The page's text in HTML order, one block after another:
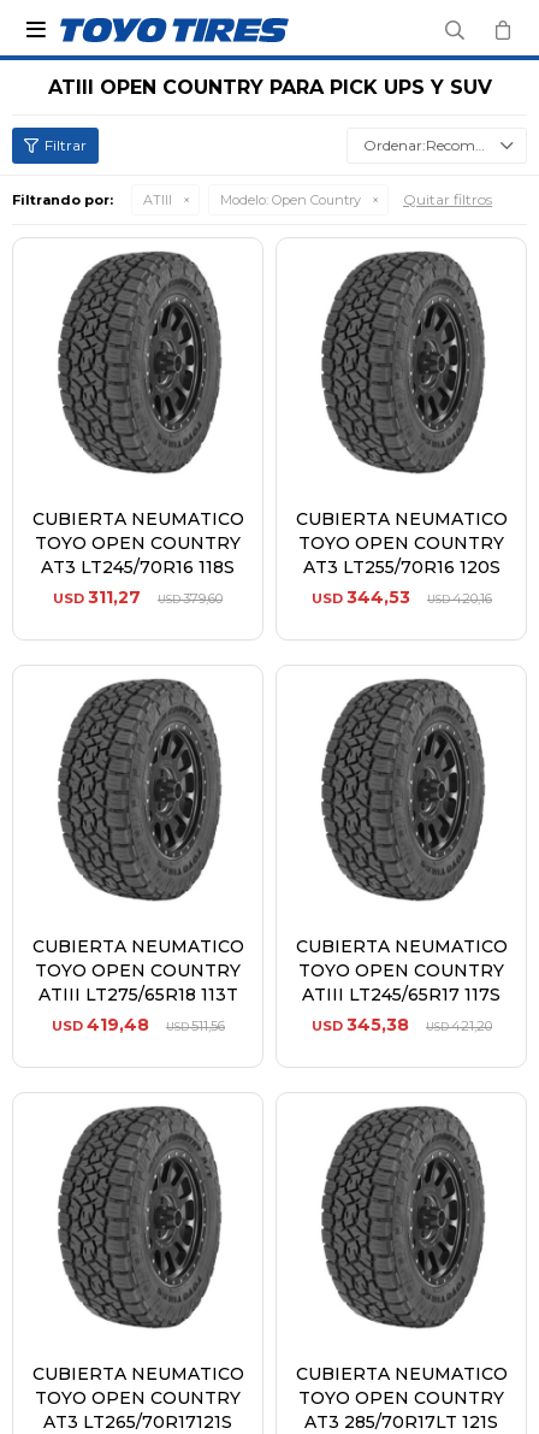

ATIII OPEN COUNTRY PARA PICK UPS Y SUV
Recomendados
Filtrando por: ATIII Modelo: Open Country Quitar filtros
CUBIERTA NEUMATICO
TOYO OPEN COUNTRY
AT3 LT245/70R16 118S
USD 311,27 USD379,60
CUBIERTA NEUMATICO
TOYO OPEN COUNTRY
AT3 LT255/70R16 120S
USD 344,53 USD420,16
CUBIERTA NEUMATICO
TOYO OPEN COUNTRY
ATIII LT275/65R18 113T
USD 419,48 USD511,56
CUBIERTA NEUMATICO
TOYO OPEN COUNTRY
ATIII LT245/65R17 117S
USD 345,38 USD421,20
CUBIERTA NEUMATICO
TOYO OPEN COUNTRY
AT3 LT265/70R17121S
CUBIERTA NEUMATICO
TOYO OPEN COUNTRY
AT3 285/70R17LT 121S